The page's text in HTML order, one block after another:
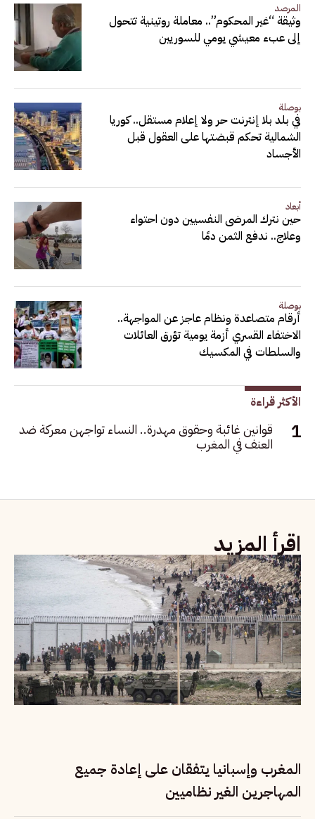
المرصد
وثيقة “غير المحكوم”.. معاملة روتينية تتحول
إلى عبء معيشي يومي للسوريين
بوصلة
في بلد بلا إنترنت حر ولا إعلام مستقل.. كوريا
الشمالية تحكم قبضتها على العقول قبل
الأجساد
أبعاد
حين نترك المرضى النفسيين دون احتواء
وعلاج.. ندفع الثمن دمًا
بوصلة
أرقام متصاعدة ونظام عاجز عن المواجهة..
الاختفاء القسري أزمة يومية تؤرق العائلات
والسلطات في المكسيك
الأكثر قراءة
قوانين غائبة وحقوق مهدرة.. النساء تواجهن معركة ضد
العنف في المغرب
اقرأ المزيد
المغرب وإسبانيا يتفقان على إعادة جميع
المهاجرين الغير نظاميين